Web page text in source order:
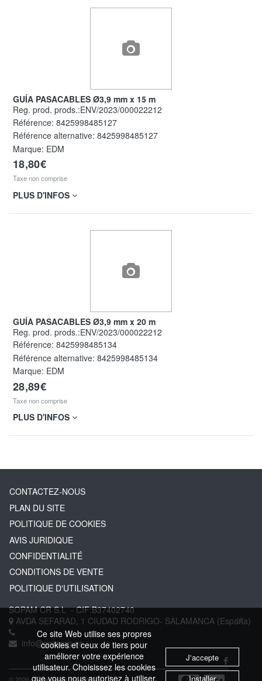
GUÍA PASACABLES Ø3,9 mm x 15 m
Reg. prod. prods.:ENV/2023/000022212
Référence: 8425998485127
Référence alternative: 8425998485127
Marque: EDM
18,80€
Taxe non comprise
PLUS D'INFOS
GUÍA PASACABLES Ø3,9 mm x 20 m
Reg. prod. prods.:ENV/2023/000022212
Référence: 8425998485134
Référence alternative: 8425998485134
Marque: EDM
28,89€
Taxe non comprise
PLUS D'INFOS
CONTACTEZ-NOUS
PLAN DU SITE
POLITIQUE DE COOKIES
AVIS JURIDIQUE
CONFIDENTIALITÉ
CONDITIONS DE VENTE
POLITIQUE D'UTILISATION
SOPAM CR S.L- CIF:B37402740
AVDA SEFARAD, 1 CIUDAD RODRIGO- SALAMANCA (España)
info@greserg.es
Ce site Web utilise ses propres
cookies et ceux de tiers pour
améliorer votre expérience
utilisateur. Choisissez les cookies
que vous nous autorisez à utiliser.
J'accepte
Installer